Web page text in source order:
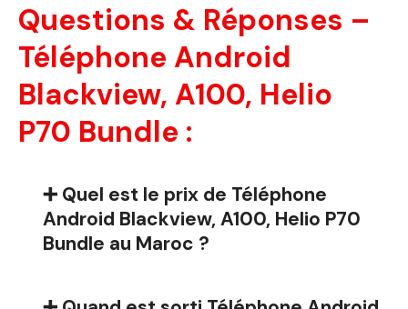
Questions & Réponses –
Téléphone Android
Blackview, A100, Helio
P70 Bundle :
➕ Quel est le prix de Téléphone
Android Blackview, A100, Helio P70
Bundle au Maroc ?